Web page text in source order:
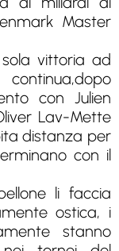
Master
sola vittoria ad
con Julien
Lav-Mette
distanza per
con il
li faccia
ostica, i
stanno